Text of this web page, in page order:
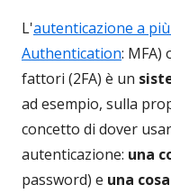
L'autenticazione a
Authentication: MFA)
fattori (2FA) è un
ad esempio, sulla
concetto di dover
autenticazione: una
password) e una